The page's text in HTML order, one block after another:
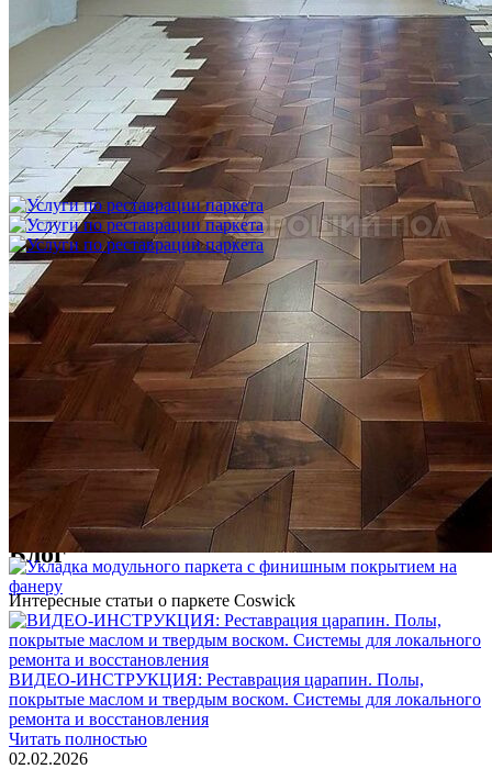
Укладка модульного паркета с финишным покрытием на
фанеру
3 600 ₽
Услуги по реставрации паркета
1 500 ₽
Блог
Интересные статьи о паркете Coswick
ВИДЕО-ИНСТРУКЦИЯ: Реставрация царапин. Полы,
покрытые маслом и твердым воском. Системы для локального
ремонта и восстановления
Читать полностью
02.02.2026